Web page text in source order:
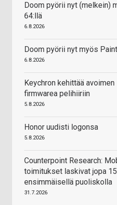
Doom pyörii nyt (melkein)
64:llä
6.8.2026
Doom pyörii nyt myös
6.8.2026
Keychron kehittää
firmwarea pelihiiriin
5.8.2026
Honor uudisti logonsa
5.8.2026
Counterpoint Research:
toimitukset laskivat jopa
ensimmäisellä puoliskolla
31.7.2026